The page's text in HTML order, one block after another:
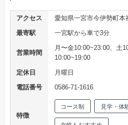
アクセス
愛知県一宮市今伊勢町本
最寄駅
一宮駅から車で3分
営業時間
月〜金10:00~23:00、土
10:00~19:00
定休日
月曜日
電話番号
0586-71-1616
特徴
コース制 見学・体